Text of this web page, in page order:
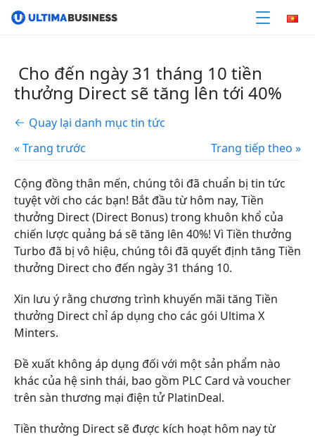
Cho đến ngày 31 tháng 10 tiền
thưởng Direct sẽ tăng lên tới 40%
Quay lại danh mục tin tức
« Trang trước
Trang tiếp theo »
Cộng đồng thân mến, chúng tôi đã chuẩn bị tin tức
tuyệt vời cho các bạn! Bắt đầu từ hôm nay, Tiền
thưởng Direct (Direct Bonus) trong khuôn khổ của
chiến lược quảng bá sẽ tăng lên 40%! Vì Tiền thưởng
Turbo đã bị vô hiệu, chúng tôi đã quyết định tăng Tiền
thưởng Direct cho đến ngày 31 tháng 10.
Xin lưu ý rằng chương trình khuyến mãi tăng Tiền
thưởng Direct chỉ áp dụng cho các gói Ultima X
Minters.
Đề xuất không áp dụng đối với một sản phẩm nào
khác của hệ sinh thái, bao gồm PLC Card và voucher
trên sàn thương mại điện tử PlatinDeal.
Tiền thưởng Direct sẽ được kích hoạt hôm naytừ